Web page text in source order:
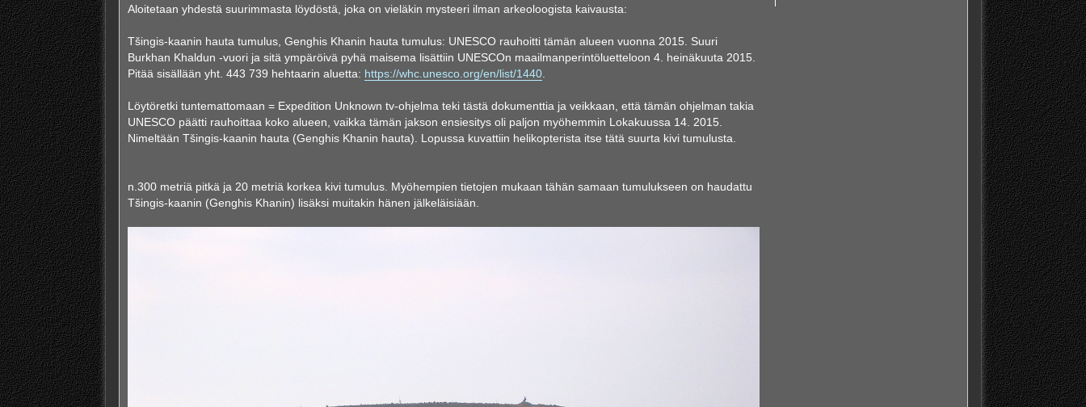
e
i
Aloitetaan yhdestä suurimmasta löydöstä, joka on vieläkin mysteeri ilman arkeoloogista kaivausta:
Tšingis-kaanin hauta tumulus, Genghis Khanin hauta tumulus: UNESCO rauhoitti tämän alueen vuonna 2015. Suuri
Burkhan Khaldun -vuori ja sitä ympäröivä pyhä maisema lisättiin UNESCOn maailmanperintöluetteloon 4. heinäkuuta 2015.
Pitää sisällään yht. 443 739 hehtaarin aluetta: https://whc.unesco.org/en/list/1440.
Löytöretki tuntemattomaan = Expedition Unknown tv-ohjelma teki tästä dokumenttia ja veikkaan, että tämän ohjelman takia
UNESCO päätti rauhoittaa koko alueen, vaikka tämän jakson ensiesitys oli paljon myöhemmin Lokakuussa 14. 2015.
Nimeltään Tšingis-kaanin hauta (Genghis Khanin hauta). Lopussa kuvattiin helikopterista itse tätä suurta kivi tumulusta.
n.300 metriä pitkä ja 20 metriä korkea kivi tumulus. Myöhempien tietojen mukaan tähän samaan tumulukseen on haudattu
Tšingis-kaanin (Genghis Khanin) lisäksi muitakin hänen jälkeläisiään.